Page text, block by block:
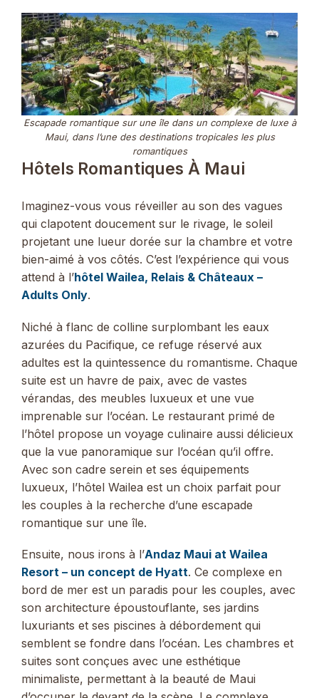
Escapade romantique sur une île dans un complexe de luxe à
Maui, dans l’une des destinations tropicales les plus
romantiques
Hôtels Romantiques À Maui
Imaginez-vous vous réveiller au son des vagues
qui clapotent doucement sur le rivage, le soleil
projetant une lueur dorée sur la chambre et votre
bien-aimé à vos côtés. C’est l’expérience qui vous
attend à l’hôtel Wailea, Relais & Châteaux –
Adults Only.
Niché à flanc de colline surplombant les eaux
azurées du Pacifique, ce refuge réservé aux
adultes est la quintessence du romantisme. Chaque
suite est un havre de paix, avec de vastes
vérandas, des meubles luxueux et une vue
imprenable sur l’océan. Le restaurant primé de
l’hôtel propose un voyage culinaire aussi délicieux
que la vue panoramique sur l’océan qu’il offre.
Avec son cadre serein et ses équipements
luxueux, l’hôtel Wailea est un choix parfait pour
les couples à la recherche d’une escapade
romantique sur une île.
Ensuite, nous irons à l’Andaz Maui at Wailea
Resort – un concept de Hyatt. Ce complexe en
bord de mer est un paradis pour les couples, avec
son architecture époustouflante, ses jardins
luxuriants et ses piscines à débordement qui
semblent se fondre dans l’océan. Les chambres et
suites sont conçues avec une esthétique
minimaliste, permettant à la beauté de Maui